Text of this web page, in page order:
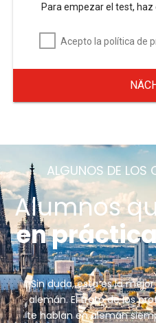
Para empezar el test, haz
Acepto la política de
ALGUNOS DE LOS
Alumnos
en
Sin duda, esta es la
alemán. El trato de los
te hablan en alemán